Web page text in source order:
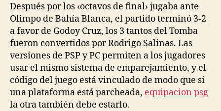
Después por los ‹octavos de final› jugaba ante
Olimpo de Bahía Blanca, el partido terminó 3-2
a favor de Godoy Cruz, los 3 tantos del Tomba
fueron convertidos por Rodrigo Salinas. Las
versiones de PSP y PC permiten a los jugadores
usar el mismo sistema de emparejamiento, y el
código del juego está vinculado de modo que si
una plataforma está parcheada, equipacion psg
la otra también debe estarlo.